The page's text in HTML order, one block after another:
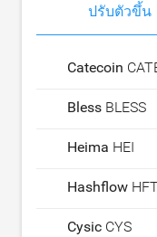
ปรับตัวขึ้น
Catecoin
Bless BLESS
Heima HEI
Hashflow
Cysic CYS